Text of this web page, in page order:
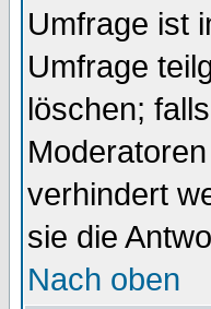
Umfrage ist
Umfrage
löschen;
verhindert
sie die
Nach oben